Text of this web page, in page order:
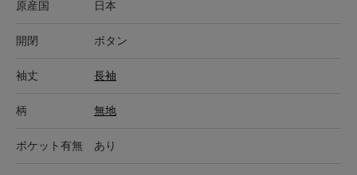
原産国 日本
開閉 ボタン
袖丈 長袖
柄 無地
ポケット有無 あり